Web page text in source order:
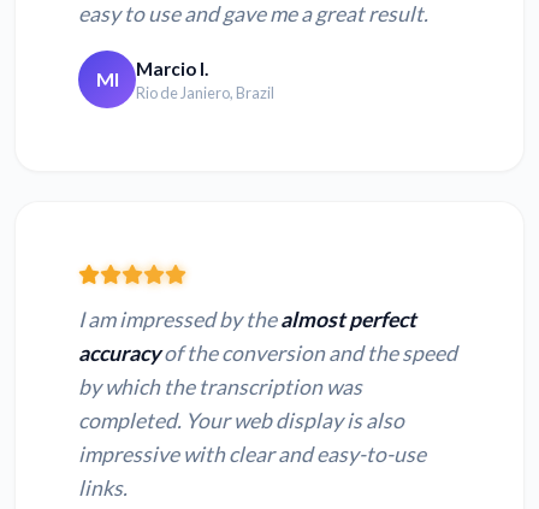
easy to use and gave me a great result.
MI Marcio I.
Rio de Janiero, Brazil
I am impressed by thealmost perfect
accuracyof the conversion and the speed
by which the transcription was
completed. Your web display is also
impressive with clear and easy-to-use
links.